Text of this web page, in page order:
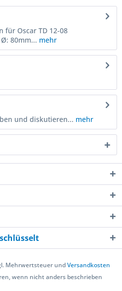
für Oscar TD 12-08
80mm... mehr
und diskutieren... mehr
Mehrwertsteuer undVersandkosten
wenn nicht anders beschrieben